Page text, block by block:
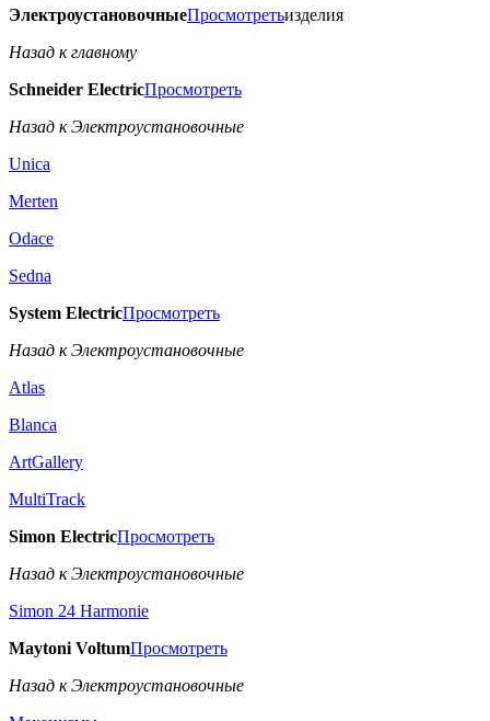
ЭлектроустановочныеПросмотретьизделия
Назад к главному
Schneider ElectricПросмотреть
Назад к Электроустановочные
Unica
Merten
Odace
Sedna
System ElectricПросмотреть
Назад к Электроустановочные
Atlas
Blanca
ArtGallery
MultiTrack
Simon ElectricПросмотреть
Назад к Электроустановочные
Simon 24 Harmonie
Maytoni VoltumПросмотреть
Назад к Электроустановочные